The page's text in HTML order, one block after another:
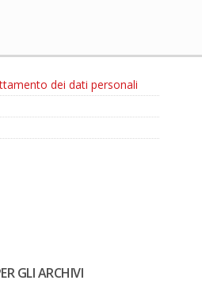
dei dati personali
GLI ARCHIVI